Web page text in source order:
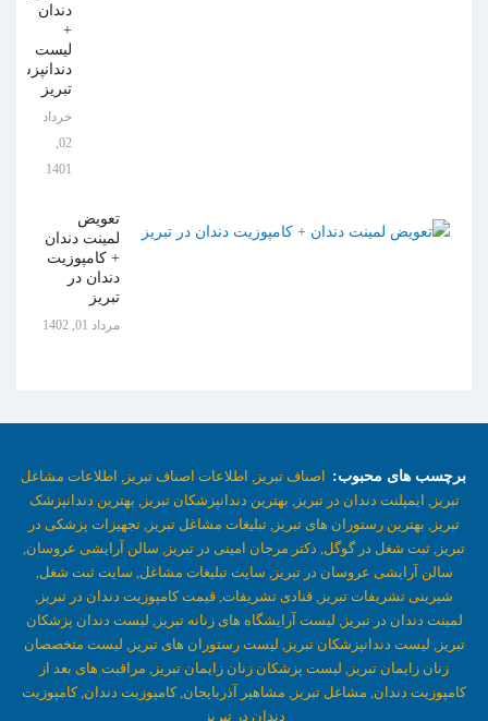
دندان
+
لیست
تبریز
خرداد
1401
تعویض
لمینت دندان
+ کامپوزیت
دندان در
تبریز
مرداد 01, 1402
برچسب های محبوب: اصناف تبریز, اطلاعات اصناف تبریز,
اطلاعات مشاغل
تبریز,
ایمپلنت دندان در تبریز, بهترین دندانپزشکان تبریز,
بهترین دندانپزشک
تبریز,
بهترین رستوران های تبریز, تبلیغات مشاغل تبریز,
تجهیزات پزشکی در
تبریز,
ثبت شغل در گوگل, دکتر مرجان امینی در تبریز,
سالن آرایشی عروسان,
سالن آرایشی عروسان در تبریز,
سایت تبلیغات مشاغل, سایت ثبت شغل,
شیرینی تشریفات تبریز,
قنادی تشریفات, قیمت کامپوزیت دندان در تبریز,
لمینت دندان در تبریز,
لیست آرایشگاه های زنانه تبریز,
لیست دندان پزشکان
تبریز,
لیست دندانپزشکان تبریز, لیست رستوران های تبریز,
لیست متخصصان
زنان زایمان تبریز,
لیست پزشکان زنان زایمان تبریز,
مراقبت های بعد از
کامپوزیت دندان, مشاغل تبریز, مشاهیر آذربایجان, کامپوزیت دندان, کامپوزیت
دندان در تبریز